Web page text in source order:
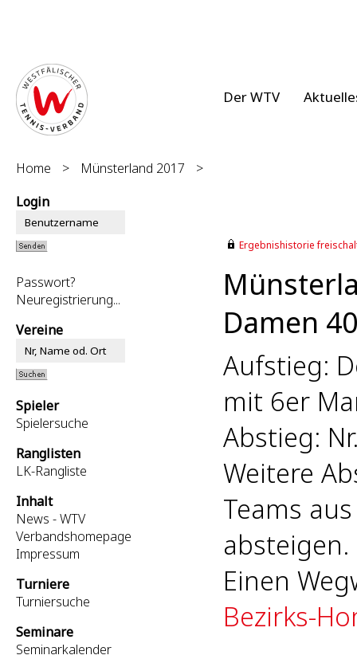
Der WTV
Home > Münsterland 2017
>
Login
Passwort?
Neuregistrierung...
Vereine
Spieler
Spielersuche
Ranglisten
LK-Rangliste
Inhalt
News - WTV
Verbandshomepage
Impressum
Turniere
Turniersuche
Seminare
Seminarkalender
Ergebnishistorie
Damen
Aufstieg:
mit 6er
Abstieg:
Weitere
Teams
absteigen.
Einen
Bezirks-